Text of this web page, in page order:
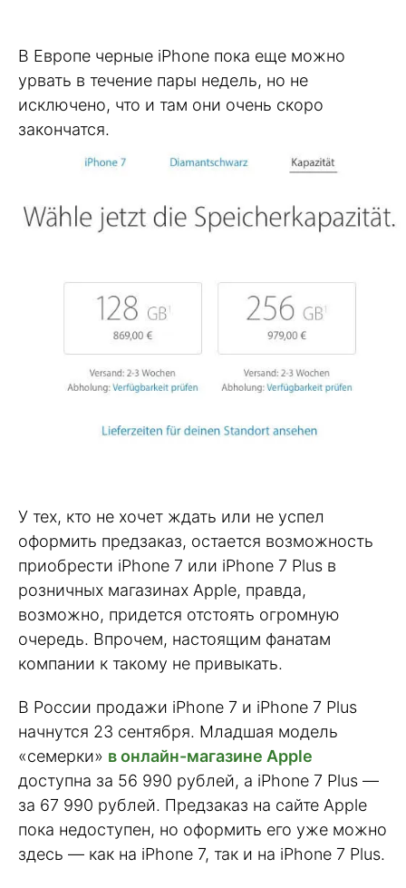
В Европе черные iPhone пока еще можно
урвать в течение пары недель, но не
исключено, что и там они очень скоро
закончатся.
У тех, кто не хочет ждать или не успел
оформить предзаказ, остается возможность
приобрести iPhone 7 или iPhone 7 Plus в
розничных магазинах Apple, правда,
возможно, придется отстоять огромную
очередь. Впрочем, настоящим фанатам
компании к такому не привыкать.
В России продажи iPhone 7 и iPhone 7 Plus
начнутся 23 сентября. Младшая модель
«семерки» в онлайн-магазине Apple
доступна за 56 990 рублей, а iPhone 7 Plus —
за 67 990 рублей. Предзаказ на сайте Apple
пока недоступен, но оформить его уже можно
здесь — как на iPhone 7, так и на iPhone 7 Plus.